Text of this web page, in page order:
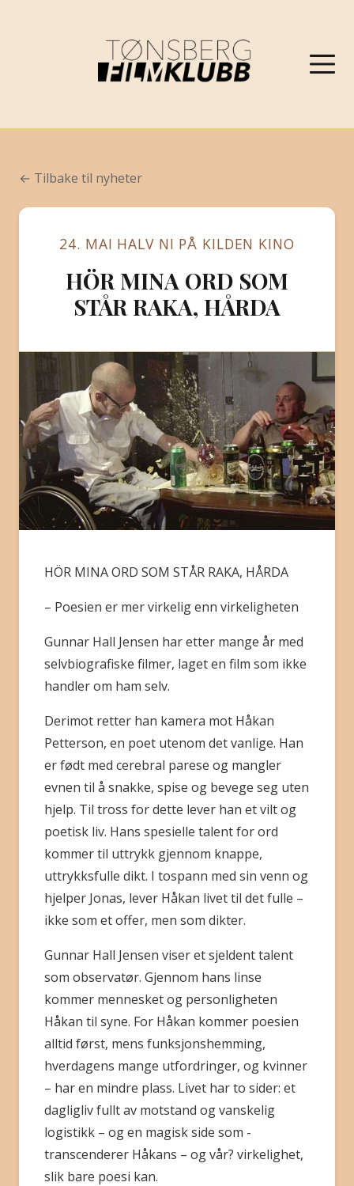
VÅRPROGRAM 2026
OM FILMKLUBBEN
BLI MEDLEM
← Tilbake til nyheter
24. MAI HALV NI PÅ KILDEN KINO
HÖR MINA ORD SOM
STÅR RAKA, HÅRDA
HÖR MINA ORD SOM STÅR RAKA, HÅRDA
– Poesien er mer virkelig enn virkeligheten
Gunnar Hall Jensen har etter mange år med
selvbiografiske filmer, laget en film som ikke
handler om ham selv.
Derimot retter han kamera mot Håkan
Petterson, en poet utenom det vanlige. Han
er født med cerebral parese og mangler
evnen til å snakke, spise og ­bevege seg uten
hjelp. Til tross for dette lever han et vilt og
poetisk liv. Hans spesielle talent for ord
kommer til uttrykk gjennom knappe,
uttrykksfulle dikt. I tospann med sin venn og
hjelper Jonas, lever Håkan livet til det fulle –
ikke som et offer, men som dikter.
Gunnar Hall Jensen viser et sjeldent talent
som observatør. Gjennom hans linse
kommer mennesket og personligheten
Håkan til syne. For Håkan kommer poesien
alltid først, mens funksjonshemming,
hverdagens mange utfordringer, og kvinner
– har en mindre plass. Livet har to sider: et
dagligliv fullt av motstand og vanskelig
logistikk – og en magisk side som ­
transcenderer Håkans – og vår? virkelighet,
slik bare poesi kan.